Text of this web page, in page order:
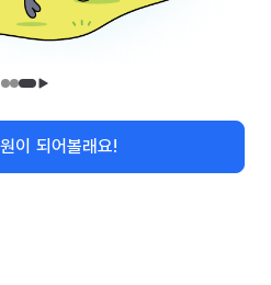
이 되어볼래요!
계로 10
일 09시~18시)
여행지도 로그인